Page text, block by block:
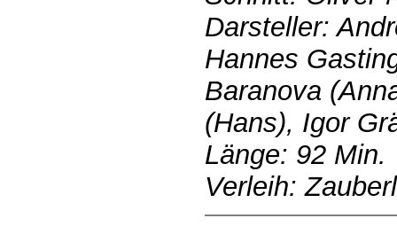
Darsteller:
Hannes
Baranova
(Hans), Igor
Länge: 92 Min.
Verleih: